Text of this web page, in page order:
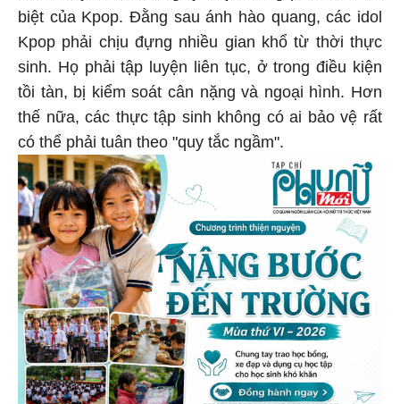
biệt của Kpop. Đằng sau ánh hào quang, các idol
Kpop phải chịu đựng nhiều gian khổ từ thời thực
sinh. Họ phải tập luyện liên tục, ở trong điều kiện
tồi tàn, bị kiểm soát cân nặng và ngoại hình. Hơn
thế nữa, các thực tập sinh không có ai bảo vệ rất
có thể phải tuân theo "quy tắc ngầm".